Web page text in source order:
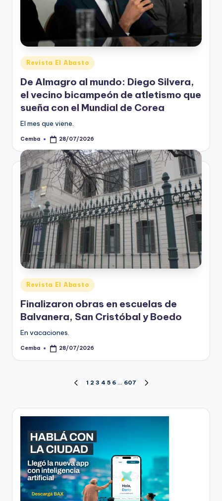
Posted
in
Revista El Abasto
De Almagro al mundo: Diego Silvera,
el vecino bicampeón de atletismo que
sueña con el Mundial de Corea
El mes que viene.
Posted
Cemba 28/07/2026
Posted
in
Revista El Abasto
Finalizaron obras en escuelas de
Balvanera, San Cristóbal y Boedo
En vacaciones.
Posted
Cemba 28/07/2026
Paginación
de
PREVIOUS
1 2 3 4 5 6 … 607